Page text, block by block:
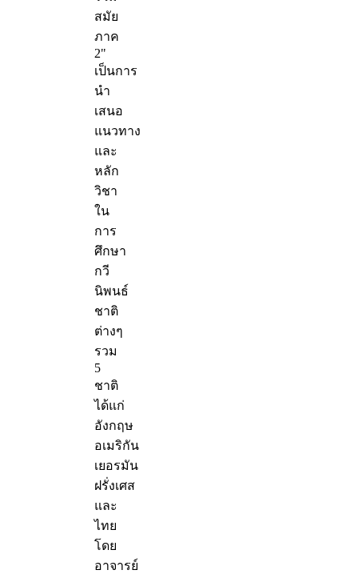
สมัย
ภาค
2"
เป็นการ
นำ
เสนอ
แนวทาง
และ
หลัก
วิชา
ใน
การ
ศึกษา
กวี
นิพนธ์
ชาติ
ต่างๆ
รวม
5
ชาติ
ได้แก่
อังกฤษ
อเมริกัน
เยอรมัน
ฝรั่งเศส
และ
ไทย
โดย
อาจารย์